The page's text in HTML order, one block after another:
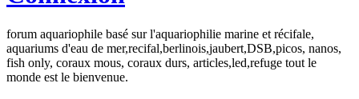
forum aquariophile basé sur l'aquariophilie marine et récifale,
aquariums d'eau de mer,recifal,berlinois,jaubert,DSB,picos, nanos,
fish only, coraux mous, coraux durs, articles,led,refuge tout le
monde est le bienvenue.